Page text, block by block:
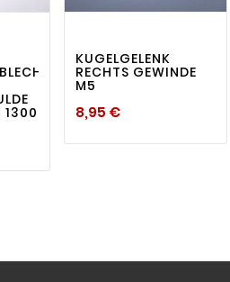
1300
 visibility
KUGELGELENK
RECHTS GEWINDE
M5
8,95 €Preis